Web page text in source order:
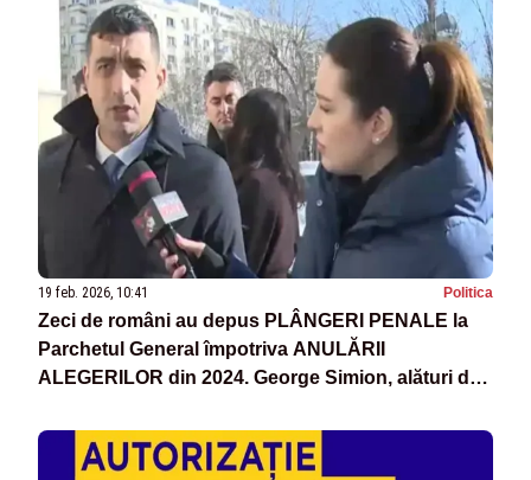
19 feb. 2026, 10:41 Politica
Zeci de români au depus PLÂNGERI PENALE la
Parchetul General împotriva ANULĂRII
ALEGERILOR din 2024. George Simion, alături de